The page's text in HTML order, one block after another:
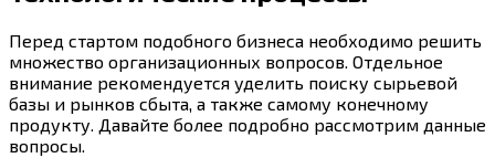
Перед стартом подобного бизнеса необходимо решить
множество организационных вопросов. Отдельное
внимание рекомендуется уделить поиску сырьевой
базы и рынков сбыта, а также самому конечному
продукту. Давайте более подробно рассмотрим данные
вопросы.